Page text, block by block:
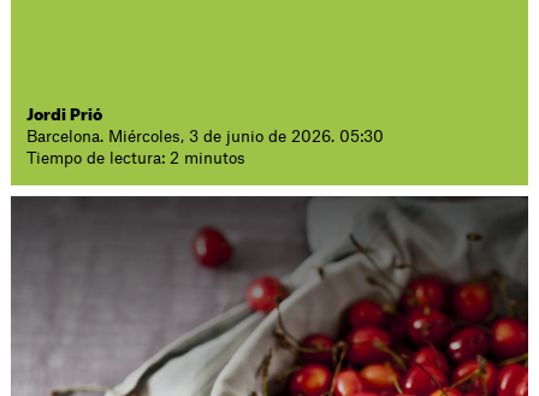
Jordi Prió
Barcelona. Miércoles, 3 de junio de 2026. 05:30
Tiempo de lectura: 2 minutos